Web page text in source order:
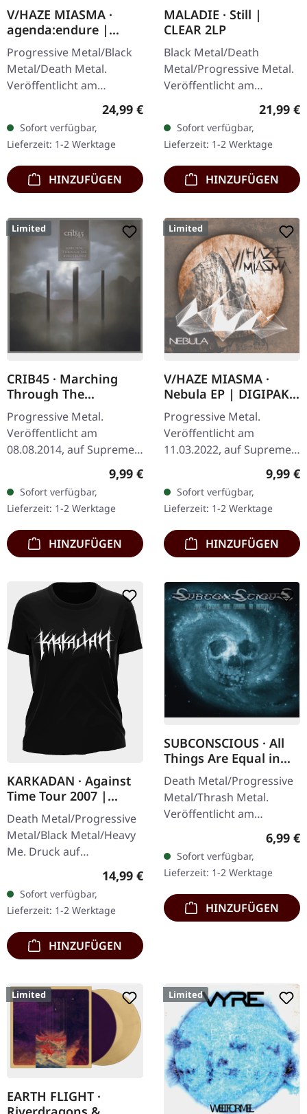
V/HAZE MIASMA ·
agenda:endure |
SPLATTER LP
Progressive Metal/Black
Metal/Death Metal.
Veröffentlicht am
08.12.2023, auf Supreme
Chaos Records. SCR
Exklusives Ultra
Clear/Silber/Gold/Schwar
z…
Regulärer Preis:
24,99 €
Sofort verfügbar,
Lieferzeit: 1-2 Werktage
HINZUFÜGEN
MALADIE · Still |
CLEAR 2LP
Black Metal/Death
Metal/Progressive Metal.
Veröffentlicht am
10.04.2015, auf Supreme
Transparentes Doppel-
Vinyl im schweren…
21,99 €
Sofort verfügbar,
Lieferzeit: 1-2 Werktage
HINZUFÜGEN
Limited
CRIB45 · Marching
Through The
Borderlines | DIGIPAK
CD
Progressive Metal.
Veröffentlicht am
08.08.2014, auf Supreme
Chaos Records. Limitierte
CD im DigiPak. CRIB45 aus
Finnland sind ein kleiner
Geheimtipp…
Regulärer Preis:
9,99 €
Sofort verfügbar,
Lieferzeit: 1-2 Werktage
HINZUFÜGEN
Limited
V/HAZE MIASMA ·
Nebula EP | DIGIPAK
CD
Progressive Metal.
Veröffentlicht am
11.03.2022, auf Supreme
Chaos Records. Limitierte
DigiPak-Auflage von nur
300 handnummerierten
Exemplaren!…
9,99 €
Sofort verfügbar,
Lieferzeit: 1-2 Werktage
HINZUFÜGEN
KARKADAN · Against
Time Tour 2007 |
GIRLIE
Death Metal/Progressive
Metal/Black Metal/Heavy
Me. Druck auf
Rückseite. Front Logo,
Rückseite: Tourdaten.
100% Baumwolle
Regulärer Preis:
14,99 €
Sofort verfügbar,
Lieferzeit: 1-2 Werktage
HINZUFÜGEN
SUBCONSCIOUS · All
Things Are Equal in
Death | CD
Death Metal/Progressive
Metal/Thrash Metal.
Veröffentlicht am
08.08.2008, auf Supreme
Chaos Records. CD im
Jewelcase mit 8-seitigem
Booklet.…
6,99 €
Sofort verfügbar,
Lieferzeit: 1-2 Werktage
HINZUFÜGEN
Limited
EARTH FLIGHT ·
Limited